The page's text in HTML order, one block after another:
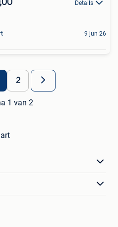
Details
9 jun 26
2
1 van 2